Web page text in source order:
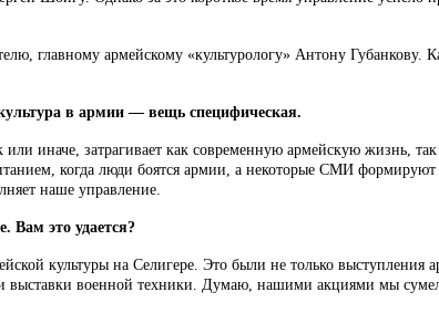
главному армейскому «культурологу» Антону
в армии — вещь специфическая.
иначе, затрагивает как современную армейскую жизнь,
когда люди боятся армии, а некоторые СМИ
наше управление.
Вам это удается?
культуры на Селигере. Это были не только выступления
выставки военной техники. Думаю, нашими акциями мы